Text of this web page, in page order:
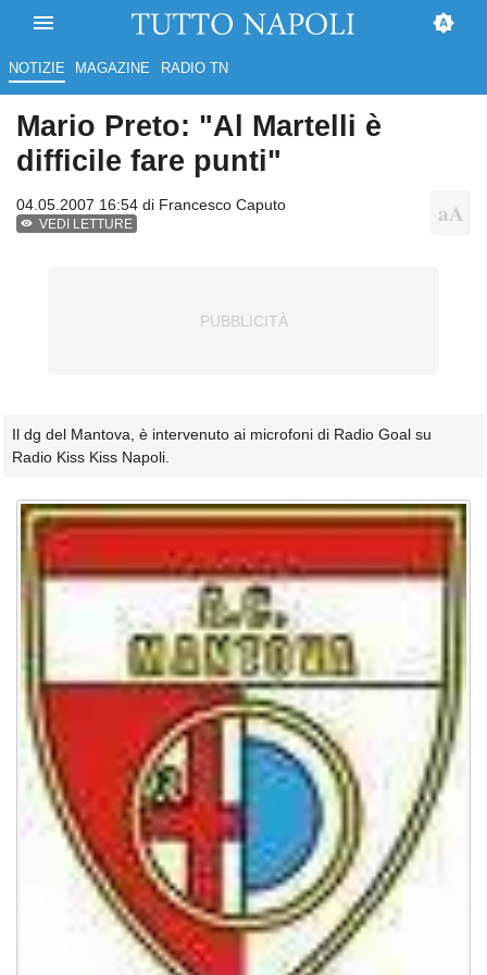
NOTIZIE MAGAZINE RADIO TN
Mario Preto: "Al Martelli è
difficile fare punti"
04.05.2007 16:54 di Francesco Caputo
VEDI LETTURE
Il dg del Mantova, è intervenuto ai microfoni di Radio Goal su
Radio Kiss Kiss Napoli.